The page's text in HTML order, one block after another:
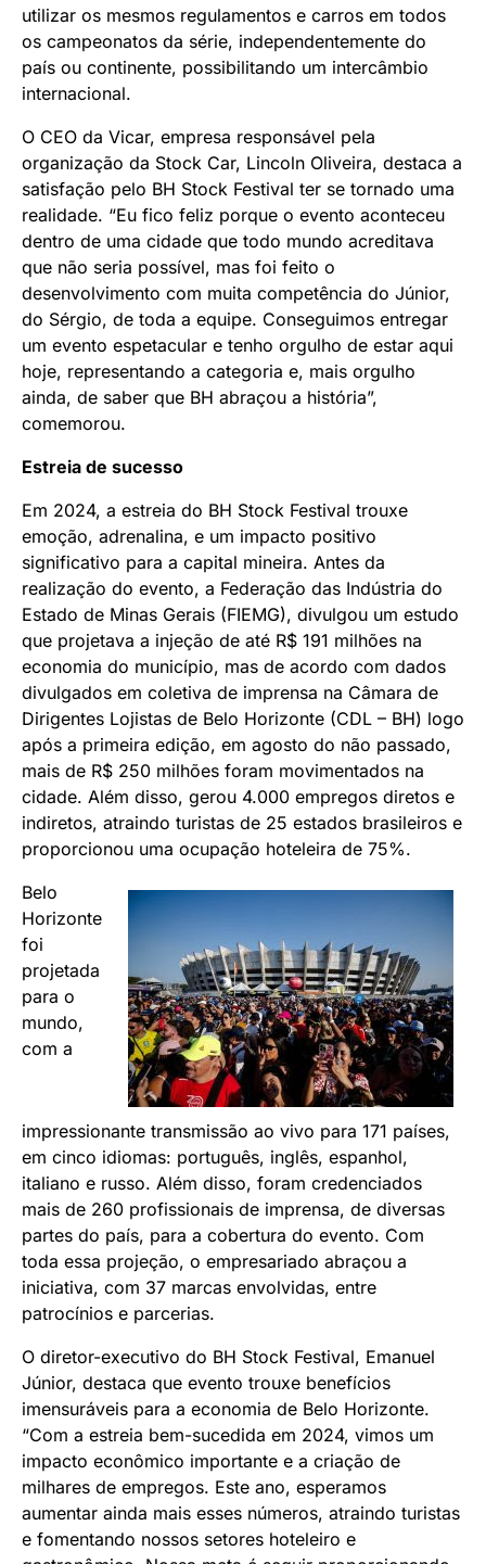
utilizar os mesmos regulamentos e carros em todos
os campeonatos da série, independentemente do
país ou continente, possibilitando um intercâmbio
internacional.
O CEO da Vicar, empresa responsável pela
organização da Stock Car, Lincoln Oliveira, destaca a
satisfação pelo BH Stock Festival ter se tornado uma
realidade. “Eu fico feliz porque o evento aconteceu
dentro de uma cidade que todo mundo acreditava
que não seria possível, mas foi feito o
desenvolvimento com muita competência do Júnior,
do Sérgio, de toda a equipe. Conseguimos entregar
um evento espetacular e tenho orgulho de estar aqui
hoje, representando a categoria e, mais orgulho
ainda, de saber que BH abraçou a história”,
comemorou.
Estreia de sucesso
Em 2024, a estreia do BH Stock Festival trouxe
emoção, adrenalina, e um impacto positivo
significativo para a capital mineira. Antes da
realização do evento, a Federação das Indústria do
Estado de Minas Gerais (FIEMG), divulgou um estudo
que projetava a injeção de até R$ 191 milhões na
economia do município, mas de acordo com dados
divulgados em coletiva de imprensa na Câmara de
Dirigentes Lojistas de Belo Horizonte (CDL – BH) logo
após a primeira edição, em agosto do não passado,
mais de R$ 250 milhões foram movimentados na
cidade. Além disso, gerou 4.000 empregos diretos e
indiretos, atraindo turistas de 25 estados brasileiros e
proporcionou uma ocupação hoteleira de 75%.
Belo
Horizonte
foi
projetada
para o
mundo,
com a
impressionante transmissão ao vivo para 171 países,
em cinco idiomas: português, inglês, espanhol,
italiano e russo. Além disso, foram credenciados
mais de 260 profissionais de imprensa, de diversas
partes do país, para a cobertura do evento. Com
toda essa projeção, o empresariado abraçou a
iniciativa, com 37 marcas envolvidas, entre
patrocínios e parcerias.
O diretor-executivo do BH Stock Festival, Emanuel
Júnior, destaca que evento trouxe benefícios
imensuráveis para a economia de Belo Horizonte.
“Com a estreia bem-sucedida em 2024, vimos um
impacto econômico importante e a criação de
milhares de empregos. Este ano, esperamos
aumentar ainda mais esses números, atraindo turistas
e fomentando nossos setores hoteleiro e